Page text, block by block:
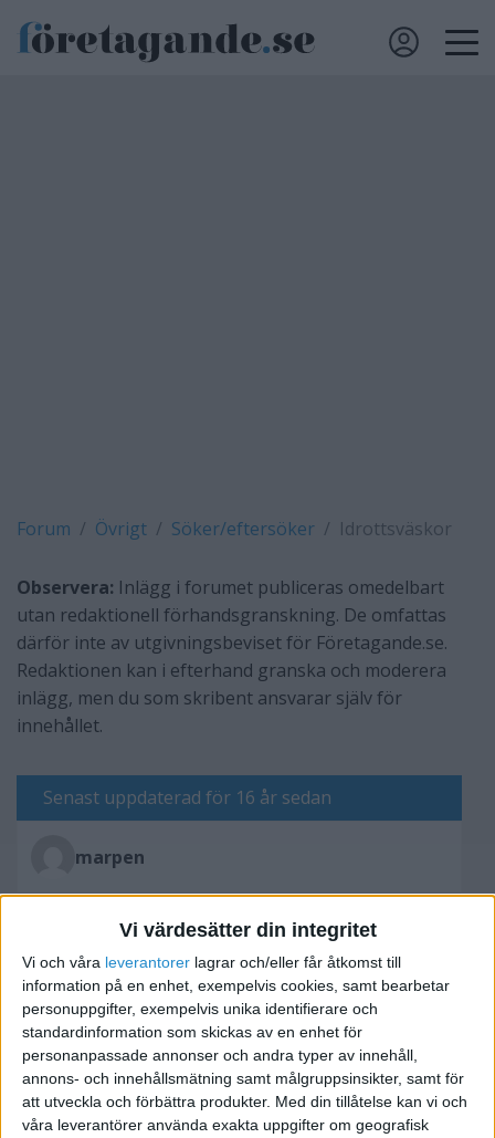
Vi värdesätter din integritet
Vi och våra leverantorer lagrar och/eller får åtkomst till
information på en enhet, exempelvis cookies, samt bearbetar
personuppgifter, exempelvis unika identifierare och
standardinformation som skickas av en enhet för
personanpassade annonser och andra typer av innehåll,
annons- och innehållsmätning samt målgruppsinsikter, samt för
att utveckla och förbättra produkter. Med din tillåtelse kan vi och
våra leverantörer använda exakta uppgifter om geografisk
Forum Övrigt Söker/eftersöker Idrottsväskor
Observera: Inlägg i forumet publiceras omedelbart
utan redaktionell förhandsgranskning. De omfattas
därför inte av utgivningsbeviset för Företagande.se.
Redaktionen kan i efterhand granska och moderera
inlägg, men du som skribent ansvarar själv för
innehållet.
Senast uppdaterad för 16 år sedan
marpen
Skriv svar
Idrottsväskor
2009-09-30 18:33
Hej,